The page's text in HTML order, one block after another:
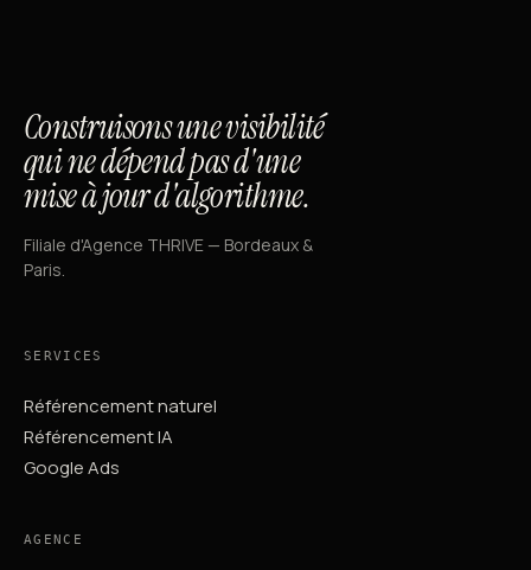
Construisons une visibilité
qui ne dépend pas d'une
mise à jour d'algorithme.
Filiale d'Agence THRIVE — Bordeaux &
Paris.
SERVICES
Référencement naturel
Référencement IA
Google Ads
AGENCE